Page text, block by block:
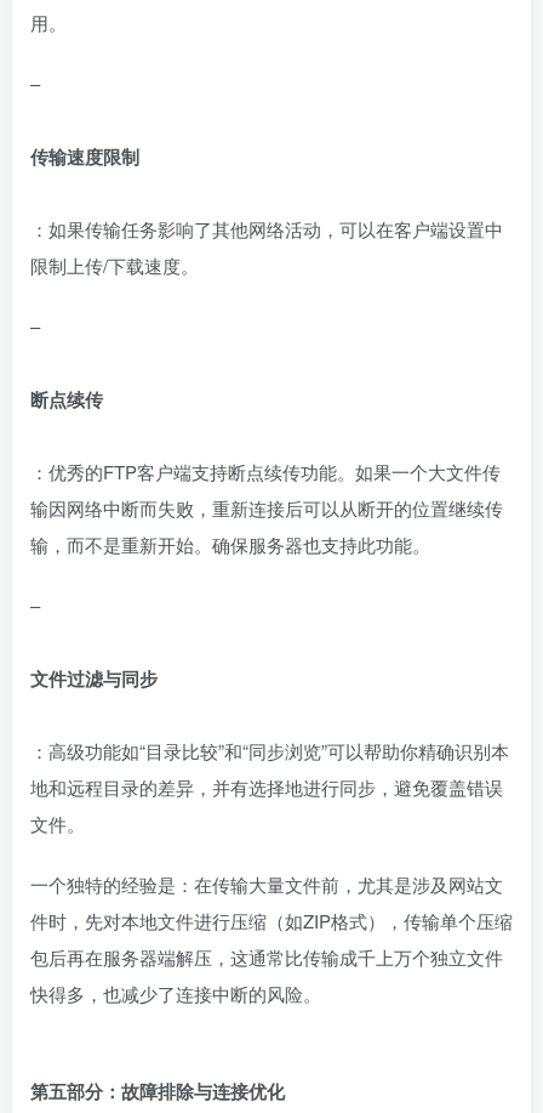
用。
–
传输速度限制
：如果传输任务影响了其他网络活动，可以在客户端设置中
限制上传/下载速度。
–
断点续传
：优秀的FTP客户端支持断点续传功能。如果一个大文件传
输因网络中断而失败，重新连接后可以从断开的位置继续传
输，而不是重新开始。确保服务器也支持此功能。
–
文件过滤与同步
：高级功能如“目录比较”和“同步浏览”可以帮助你精确识别本
地和远程目录的差异，并有选择地进行同步，避免覆盖错误
文件。
一个独特的经验是：在传输大量文件前，尤其是涉及网站文
件时，先对本地文件进行压缩（如ZIP格式），传输单个压缩
包后再在服务器端解压，这通常比传输成千上万个独立文件
快得多，也减少了连接中断的风险。
第五部分：故障排除与连接优化